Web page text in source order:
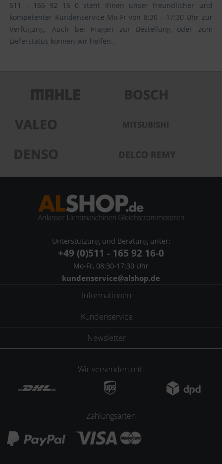
511 - 165 92 16 0 steht Ihnen unser freundlicher und
kompetenter Kundenservice Mo-Fr von 8:30 – 17:30 Uhr zur
Verfügung. Auch bei Fragen zur Bestellung oder zum
Lieferstatus können wir helfen..
Unterstützung und Beratung unter:
+49 (0)511 - 165 92 16-0
Mo-Fr, 08:30-17:30 Uhr
kundenservice@alshop.de
Informationen
Kundenservice
Newsletter
Wir versenden mit:
Zahlungsarten